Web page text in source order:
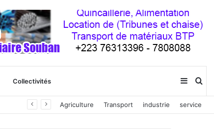
Collectivités
Agriculture Transport industrie service